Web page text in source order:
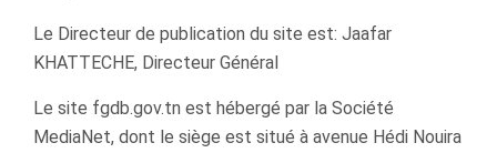
Le Directeur de publication du site est: Jaafar
KHATTECHE, Directeur Général
Le site fgdb.gov.tn est hébergé par la Société
MediaNet, dont le siège est situé à avenue Hédi Nouira